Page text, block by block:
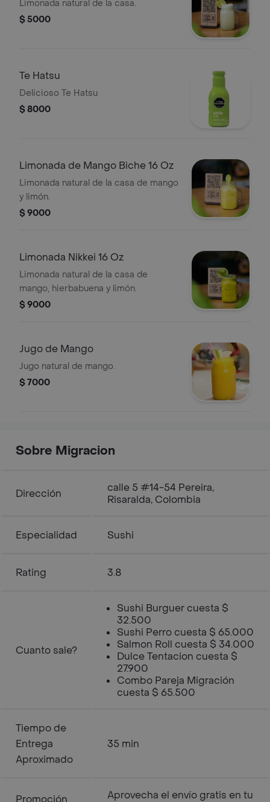
Limonada natural de la casa.
$ 5000
Te Hatsu
Delicioso Te Hatsu
$ 8000
Limonada de Mango Biche 16 Oz
Limonada natural de la casa de mango
y limón.
$ 9000
Limonada Nikkei 16 Oz
Limonada natural de la casa de
mango, hierbabuena y limón.
$ 9000
Jugo de Mango
Jugo natural de mango.
$ 7000
Sobre Migracion
Dirección
calle 5 #14-54 Pereira,
Risaralda, Colombia
Especialidad Sushi
Rating 3.8
Cuanto sale?
Sushi Burguer cuesta $
32.500
Sushi Perro cuesta $ 65.000
Salmon Roll cuesta $ 34.000
Dulce Tentacion cuesta $
27.900
Combo Pareja Migración
cuesta $ 65.500
Tiempo de
Entrega
Aproximado
35 min
Promoción
Aprovecha el envío gratis en tu